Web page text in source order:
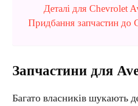
Деталі для Chevrolet
Придбання запчастин до
Запчастини для
Багато власників шукають